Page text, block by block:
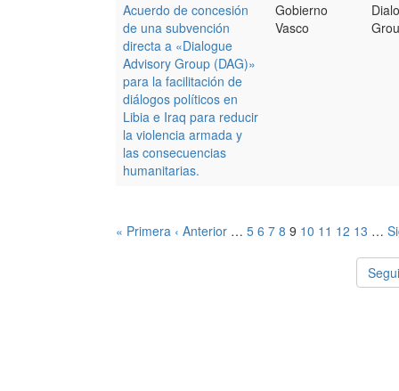
Acuerdo de concesión
de una subvención
directa a «Dialogue
Advisory Group (DAG)»
para la facilitación de
diálogos políticos en
Libia e Iraq para reducir
la violencia armada y
las consecuencias
humanitarias.
Gobierno
Vasco
« Primera ‹ Anterior … 5 6 7 8 9 10 11 12 13 …